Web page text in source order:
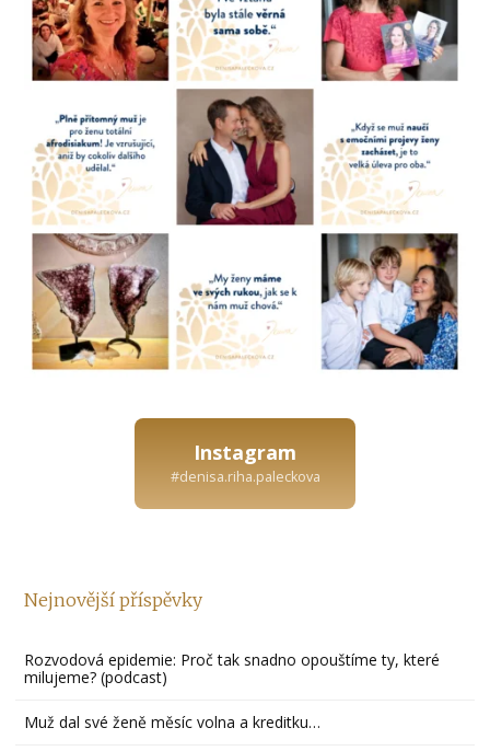
Instagram
#denisa.riha.paleckova
Nejnovější příspěvky
Rozvodová epidemie: Proč tak snadno opouštíme ty, které
milujeme? (podcast)
Muž dal své ženě měsíc volna a kreditku…